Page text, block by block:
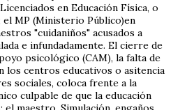
en Educación Física, o
el MP (Ministerio Público)en
"cuidaniños" acusados a
e infundadamente. El cierre de
psicológico (CAM), la falta de
los centros educativos o asitencia
sociales, coloca frente a la
culpable de que la educación